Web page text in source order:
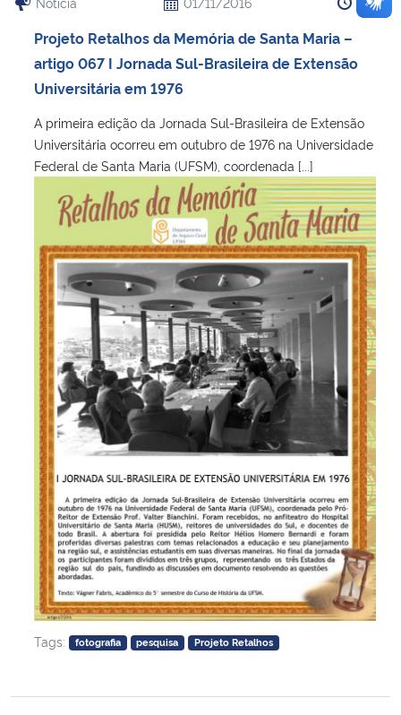
Projeto Retalhos da Memória de Santa Maria –
artigo 067 I Jornada Sul-Brasileira de Extensão
Universitária em 1976
A primeira edição da Jornada Sul-Brasileira de Extensão
Universitária ocorreu em outubro de 1976 na Universidade
Federal de Santa Maria (UFSM), coordenada [...]
Tags: fotografia pesquisa Projeto Retalhos